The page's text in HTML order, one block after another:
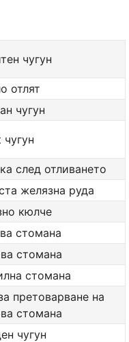
чугун
отлят
чугун
чугун
след отливането
желязна руда
кюлче
стомана
стомана
стомана
претоварване на
стомана
чугун